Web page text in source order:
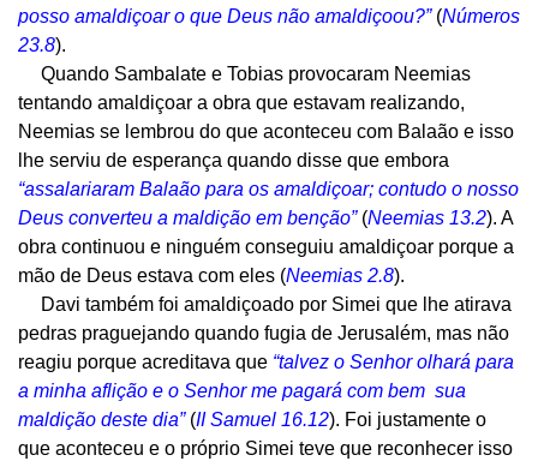
posso amaldiçoar o que Deus não amaldiçoou?” (Números
23.8).
Quando Sambalate e Tobias provocaram Neemias
tentando amaldiçoar a obra que estavam realizando,
Neemias se lembrou do que aconteceu com Balaão e isso
lhe serviu de esperança quando disse que embora
“assalariaram Balaão para os amaldiçoar; contudo o nosso
Deus converteu a maldição em benção”(Neemias 13.2). A
obra continuou e ninguém conseguiu amaldiçoar porque a
mão de Deus estava com eles (Neemias 2.8).
Davi também foi amaldiçoado por Simei que lhe atirava
pedras praguejando quando fugia de Jerusalém, mas não
reagiu porque acreditava que “talvez o Senhor olhará para
a minha aflição e o Senhor me pagará com bem sua
maldição deste dia”(II Samuel 16.12). Foi justamente o
que aconteceu e o próprio Simei teve que reconhecer isso